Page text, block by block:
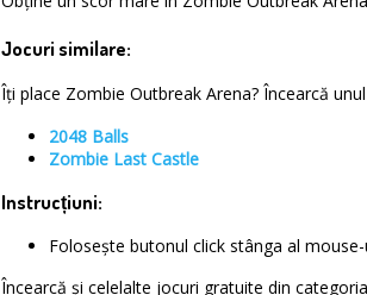
Jocuri similare:
Îți place Zombie Outbreak Arena? Încearcă
2048 Balls
Zombie Last Castle
Instrucțiuni:
Folosește butonul click stânga al
Încearcă și celelalte jocuri gratuite din